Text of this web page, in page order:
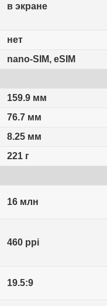
в экране
нет
nano-SIM, eSIM
159.9 мм
76.7 мм
8.25 мм
221 г
16 млн
460 ppi
19.5:9